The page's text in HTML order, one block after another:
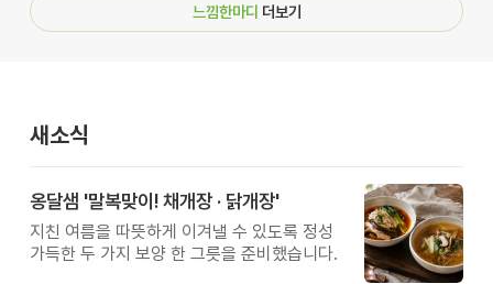
느낌한마디 더보기
새소식
옹달샘 '말복맞이! 채개장 · 닭개장'
지친 여름을 따뜻하게 이겨낼 수 있도록 정성
가득한 두 가지 보양 한 그릇을 준비했습니다.